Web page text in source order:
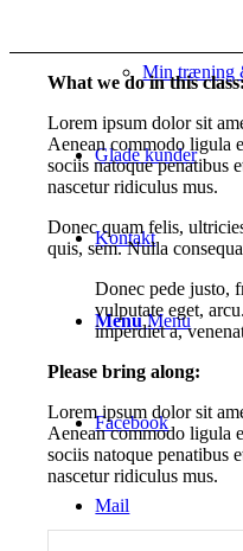
Min træning
Glade kunder
Kontakt
Menu Menu
Facebook
Mail
What we do in this class
Lorem ipsum dolor sit
Aenean commodo ligula
sociis natoque penatibus
nascetur ridiculus mus.
Donec quam felis,
quis, sem. Nulla
Donec pede justo,
vulputate eget,
imperdiet a,
Please bring along:
Lorem ipsum dolor sit
Aenean commodo ligula
sociis natoque penatibus
nascetur ridiculus mus.